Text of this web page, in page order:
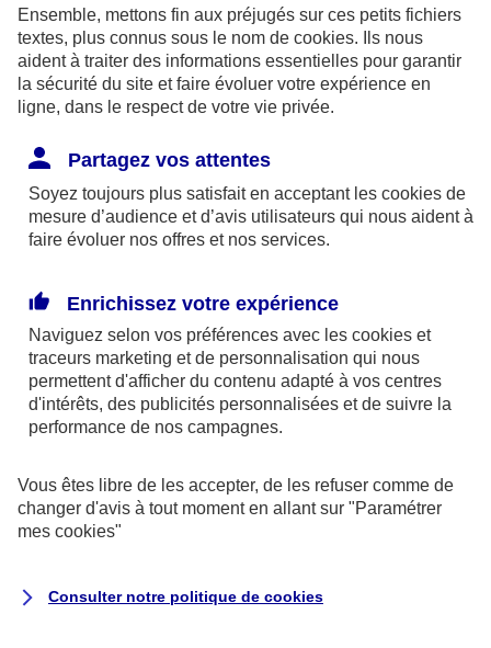
prudentiel et de résolution (ACPR) : - 4
Place de Budapest - CS 92459 - 75436
Paris Cedex 09. Le détail des procédures de
recours et de réclamation et les
disponibles sur le site axa.fr.
AXA France IARD et AXA France Vie sont
mandataires exclusifs en opérations de
246 et n°13 005 764 (consultable
surwww.orias.fr)
AXA Assistance France Assurances,
S.A au capital de 51 429 430,40 €,
Siège social :
8-10, rue Paul Vaillant Couturier
Ensemble, mettons fin aux préjugés sur ces petits fichiers
textes, plus connus sous le nom de cookies. Ils nous
aident à traiter des informations essentielles pour garantir
la sécurité du site et faire évoluer votre expérience en
ligne, dans le respect de votre vie privée.
Partagez vos attentes
Soyez toujours plus satisfait en acceptant les cookies de
mesure d’audience et d’avis utilisateurs qui nous aident à
faire évoluer nos offres et nos services.
Enrichissez votre expérience
Naviguez selon vos préférences avec les cookies et
traceurs marketing et de personnalisation qui nous
permettent d'afficher du contenu adapté à vos centres
d'intérêts, des publicités personnalisées et de suivre la
performance de nos campagnes.
Vous êtes libre de les accepter, de les refuser comme de
changer d'avis à tout moment en allant sur "Paramétrer
mes cookies"
Consulter notre politique de cookies